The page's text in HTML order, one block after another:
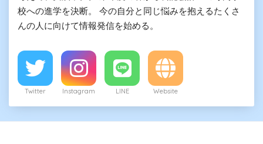
校への進学を決断。 今の自分と同じ悩みを抱えるたくさ
んの人に向けて情報発信を始める。
Twitter Instagram LINE Website